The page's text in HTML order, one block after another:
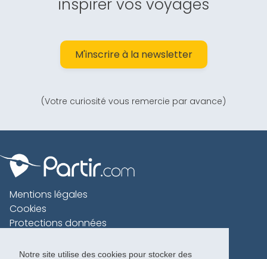
Notre site utilise des cookies pour stocker des
inspirer vos voyages
M'inscrire à la newsletter
(Votre curiosité vous remercie par avance)
Mentions légales
Cookies
Protections données
Charte voyageur